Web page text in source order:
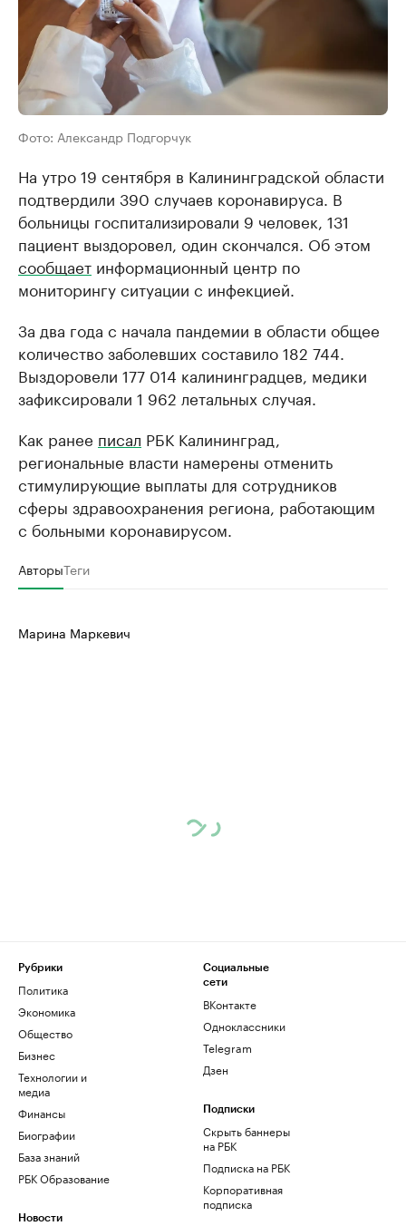
Фото: Александр Подгорчук
На утро 19 сентября в Калининградской области
подтвердили 390 случаев коронавируса. В
больницы госпитализировали 9 человек, 131
пациент выздоровел, один скончался. Об этом
сообщает информационный центр по
мониторингу ситуации с инфекцией.
За два года с начала пандемии в области общее
количество заболевших составило 182 744.
Выздоровели 177 014 калининградцев, медики
зафиксировали 1 962 летальных случая.
Как ранее писал РБК Калининград,
региональные власти намерены отменить
стимулирующие выплаты для сотрудников
сферы здравоохранения региона, работающим
с больными коронавирусом.
АвторыТеги
Марина Маркевич
Рубрики
Политика
Экономика
Общество
Бизнес
Технологии и
медиа
Финансы
Биографии
База знаний
РБК Образование
Новости
Социальные
сети
ВКонтакте
Одноклассники
Telegram
Дзен
Подписки
Скрыть баннеры
на РБК
Подписка на РБК
Корпоративная
подписка